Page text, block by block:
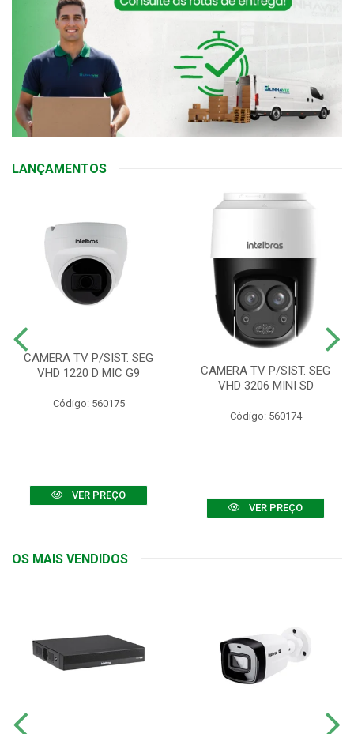
LANÇAMENTOS
CAMERA TV P/SIST. SEG
VHD 1220 D MIC G9
Código: 560175
VER PREÇO
CAMERA TV P/SIST. SEG
VHD 3206 MINI SD
Código: 560174
VER PREÇO
OS MAIS VENDIDOS